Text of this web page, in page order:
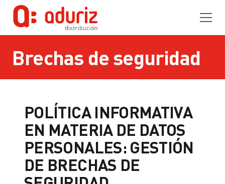
Brechas de seguridad
POLÍTICA INFORMATIVA
EN MATERIA DE DATOS
PERSONALES: GESTIÓN
DE BRECHAS DE